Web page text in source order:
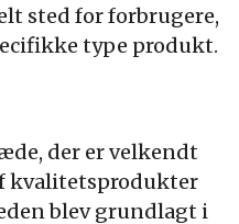
sted for forbrugere,
type produkt.
der er velkendt
kvalitetsprodukter
blev grundlagt i